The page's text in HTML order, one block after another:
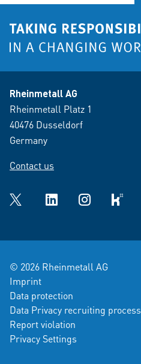
Rheinmetall AG
Rheinmetall Platz 1
40476 Dusseldorf
Germany
Contact us
Twitter LinkedInInstagramkununu
© 2026 Rheinmetall AG
Imprint
Data protection
Data Privacy recruiting process
Report violation
Privacy Settings